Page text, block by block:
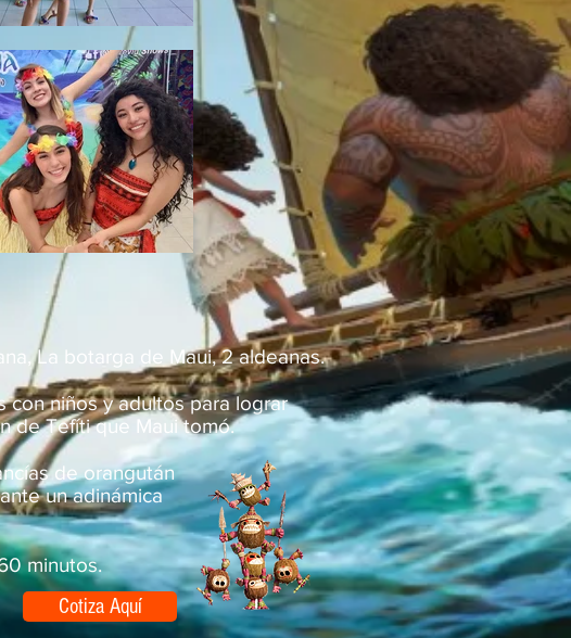
La botarga de Maui, 2 aldeanas.
con niños y adultos para lograr
de Tefíti que Maui tomó.
de orangután
un adinámica
minutos.
Cotiza Aquí